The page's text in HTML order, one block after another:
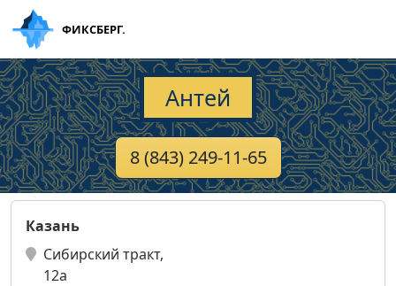
ФИКСБЕРГ.
Антей
8 (843) 249-11-65
Казань
Сибирский тракт,
12а